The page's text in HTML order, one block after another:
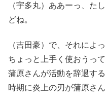
（宇多丸）ああーっ、た
どね。
（吉田豪）で、それによ
ちょっと上手く使おうっ
蒲原さんが活動を辞退す
時期に炎上の刃が蒲原さ